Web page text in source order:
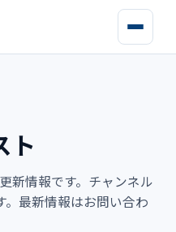
ト
新情報です。チャンネル
最新情報はお問い合わ